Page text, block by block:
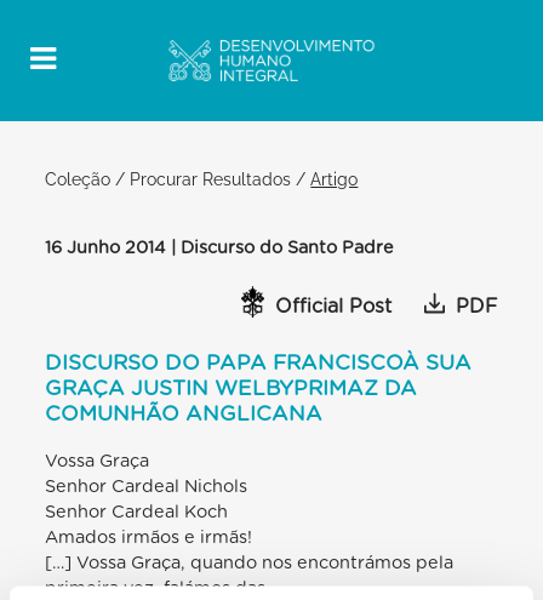
Coleção / Procurar Resultados /Artigo
16 Junho 2014 | Discurso do Santo Padre
Official Post PDF
DISCURSO DO PAPA FRANCISCOÀ SUA
GRAÇA JUSTIN WELBYPRIMAZ DA
COMUNHÃO ANGLICANA
Vossa Graça
Senhor Cardeal Nichols
Senhor Cardeal Koch
Amados irmãos e irmãs!
[…] Vossa Graça, quando nos encontrámos pela
primeira vez, falámos das